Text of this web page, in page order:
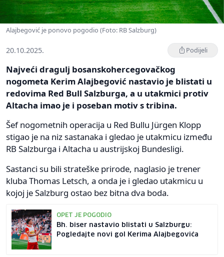
Alajbegović je ponovo pogodio (Foto: RB Salzburg)
20.10.2025. Podijeli
Najveći dragulj bosanskohercegovačkog
nogometa Kerim Alajbegović nastavio je blistati u
redovima Red Bull Salzburga, a u utakmici protiv
Altacha imao je i poseban motiv s tribina.
Šef nogometnih operacija u Red Bullu Jürgen Klopp
stigao je na niz sastanaka i gledao je utakmicu između
RB Salzburga i Altacha u austrijskoj Bundesligi.
Sastanci su bili strateške prirode, naglasio je trener
kluba Thomas Letsch, a onda je i gledao utakmicu u
kojoj je Salzburg ostao bez bitna dva boda.
OPET JE POGODIO
Bh. biser nastavio blistati u Salzburgu:
Pogledajte novi gol Kerima Alajbegovića